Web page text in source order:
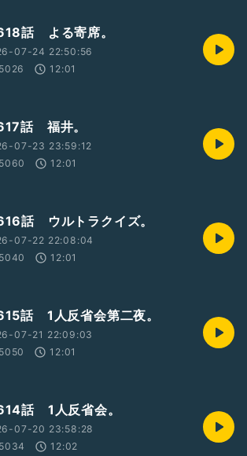
話 よる寄席。
07-24 22:50:56
5026
12:01
話 福井。
07-23 23:59:12
5060
12:01
話 ウルトラクイズ。
07-22 22:08:04
5040
12:01
話 1人反省会第二夜。
07-21 22:09:03
5050
12:01
話 1人反省会。
07-20 23:58:28
5034
12:02